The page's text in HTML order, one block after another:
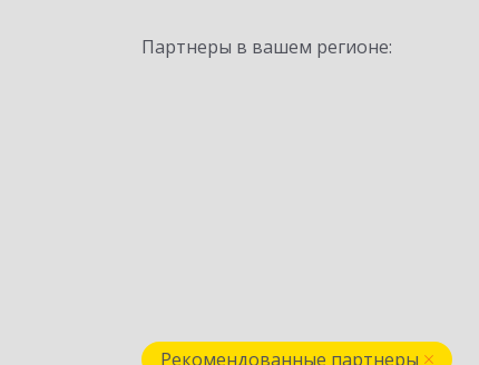
Партнеры в вашем регионе:
Рекомендованные партнеры